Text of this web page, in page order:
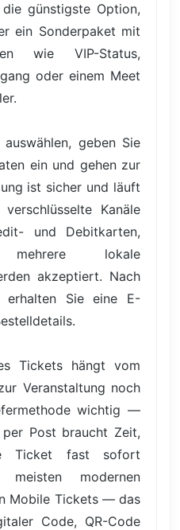
günstigste Option,
ein Sonderpaket mit
wie VIP-Status,
oder einem Meet
geben Sie
ein und gehen zur
ist sicher und läuft
Kanäle
und Debitkarten,
lokale
akzeptiert. Nach
erhalten Sie eine E-
Tickets hängt vom
Veranstaltung noch
wichtig —
Post braucht Zeit,
Ticket fast sofort
modernen
Mobile Tickets — das
Code, QR-Code